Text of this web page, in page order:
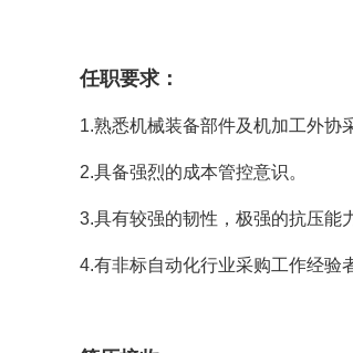
任职要求：
1.熟悉机械装备部件及机加工外协
2.具备强烈的成本管控意识。
3.具有较强的韧性，极强的抗压能
4.有非标自动化行业采购工作经验